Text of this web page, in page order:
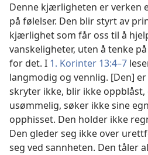
Denne kjærligheten er verken
på følelser. Den blir styrt av
kjærlighet som får oss til å
vanskeligheter, uten å tenke
for det. I 1. Korinter 13:4–7
langmodig og vennlig. [Den]
skryter ikke, blir ikke
usømmelig, søker ikke sine
opphisset. Den holder ikke
Den gleder seg ikke over
seg ved sannheten. Den tåler